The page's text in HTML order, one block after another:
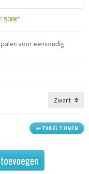
500€*
voor eenvoudig
TABEL TONEN